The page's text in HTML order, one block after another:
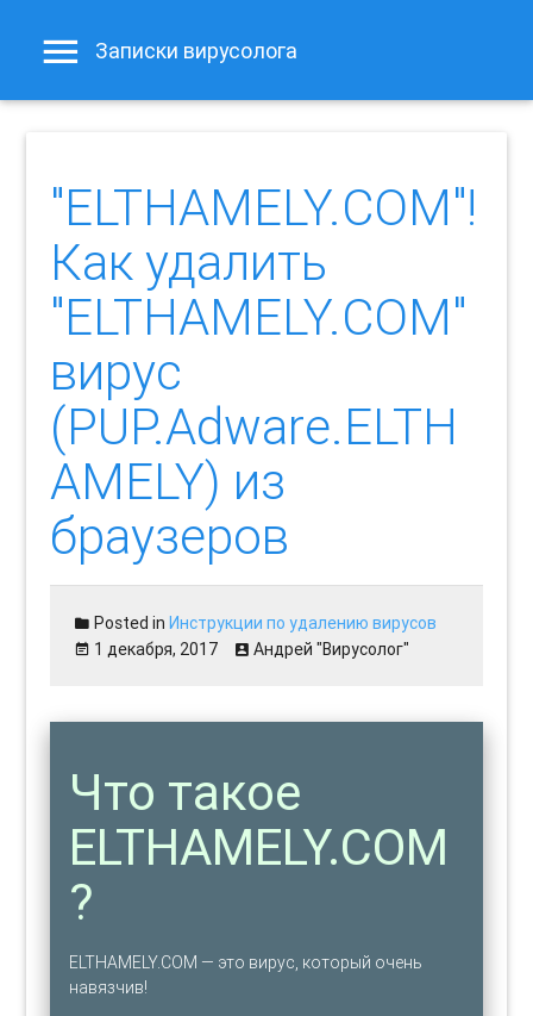
Записки вирусолога
"ELTHAMELY.COM"!
Как удалить
"ELTHAMELY.COM"
вирус
(PUP.Adware.ELTH
AMELY) из
браузеров
Posted inИнструкции по удалению вирусов
1 декабря, 2017
Андрей "Вирусолог"
Что такое
ELTHAMELY.COM
?
ELTHAMELY.COM — это вирус, который очень
навязчив!